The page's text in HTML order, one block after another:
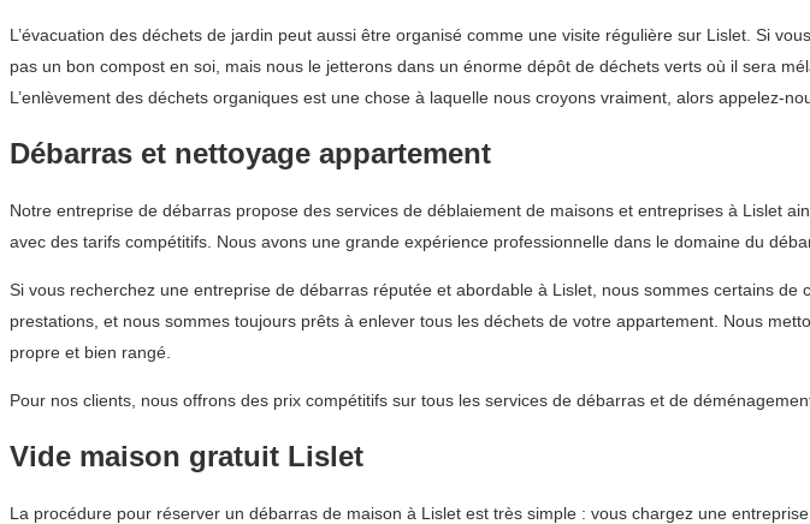
L’évacuation des déchets de jardin peut aussi être organisé comme une visite régulière sur Lislet. Si
pas un bon compost en soi, mais nous le jetterons dans un énorme dépôt de déchets verts où il sera
L’enlèvement des déchets organiques est une chose à laquelle nous croyons vraiment, alors appelez-
Débarras et nettoyage appartement
Notre entreprise de débarras propose des services de déblaiement de maisons et entreprises à Lislet
avec des tarifs compétitifs. Nous avons une grande expérience professionnelle dans le domaine du
Si vous recherchez une entreprise de débarras réputée et abordable à Lislet, nous sommes certains
prestations, et nous sommes toujours prêts à enlever tous les déchets de votre appartement. Nous
propre et bien rangé.
Pour nos clients, nous offrons des prix compétitifs sur tous les services de débarras et de
Vide maison gratuit Lislet
La procédure pour réserver un débarras de maison à Lislet est très simple : vous chargez une